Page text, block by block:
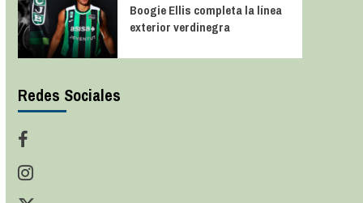
Boogie Ellis completa la línea
exterior verdinegra
Redes Sociales